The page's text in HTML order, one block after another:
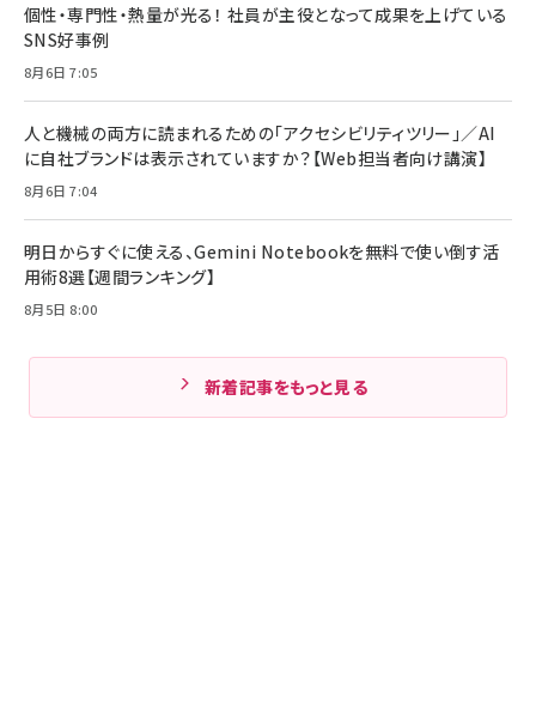
個性・専門性・熱量が光る！ 社員が主役となって成果を上げている
SNS好事例
8月6日 7:05
人と機械の両方に読まれるための「アクセシビリティツリー」／AI
に自社ブランドは表示されていますか？【Web担当者向け講演】
8月6日 7:04
明日からすぐに使える、Gemini Notebookを無料で使い倒す活
用術8選【週間ランキング】
8月5日 8:00
新着記事をもっと見る